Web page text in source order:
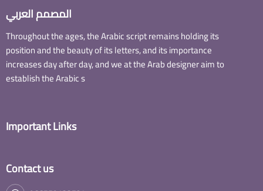
المصمم العربي
Throughout the ages, the Arabic script remains holding its
position and the beauty of its letters, and its importance
increases day after day, and we at the Arab designer aim to
establish the Arabic s
Important Links
Contact us